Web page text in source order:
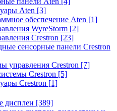
Aten [3]
обеспечение Aten [1]
WyreStorm [2]
Crestron [23]
сенсорные панели Crestron
управления Crestron [7]
Crestron [5]
Crestron [1]
дисплеи [389]